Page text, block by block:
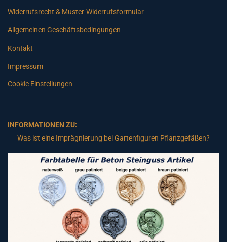
Widerrufsrecht & Muster-Widerrufsformular
Allgemeinen Geschäftsbedingungen
Kontakt
Impressum
Cookie Einstellungen
INFORMATIONEN ZU:
Was ist eine Imprägnierung bei Gartenfiguren Pflanzgefäßen?